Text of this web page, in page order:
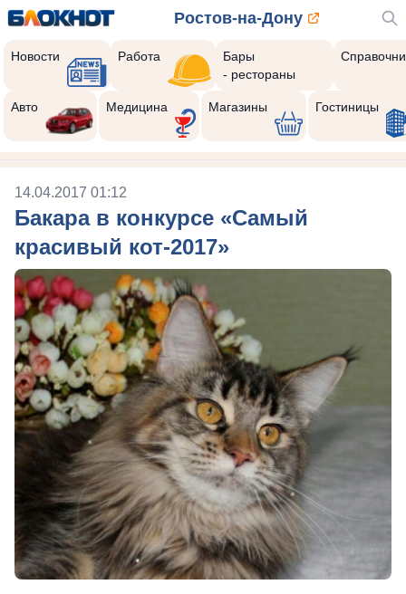
Ростов-на-Дону
Новости Работа
Бары
- рестораны
Авто Медицина Магазины Гостиницы
14.04.2017 01:12
Бакара в конкурсе «Самый
красивый кот-2017»